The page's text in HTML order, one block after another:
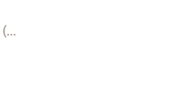
(148)